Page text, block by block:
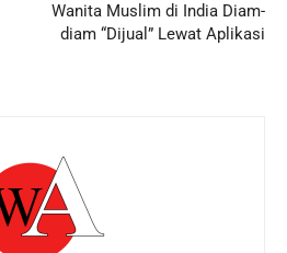
Wanita Muslim di India Diam-
diam “Dijual” Lewat Aplikasi